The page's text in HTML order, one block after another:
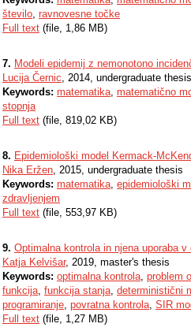
število, ravnovesne točke
Full text (file, 1,86 MB)
7. Modeli epidemij z nemonotono
Lucija Černic, 2014, undergraduate thesis
Keywords: matematika, matematično
stopnja
Full text (file, 819,02 KB)
8. Epidemiološki model Kermack-
Nika Eržen, 2015, undergraduate thesis
Keywords: matematika, epidemiološki
zdravljenjem
Full text (file, 553,97 KB)
9. Optimalna kontrola in njena uporaba v
Katja Kelvišar, 2019, master's thesis
Keywords: optimalna kontrola, problem
funkcija, funkcija stanja, deterministični
programiranje, povratna kontrola, SIR
Full text (file, 1,27 MB)